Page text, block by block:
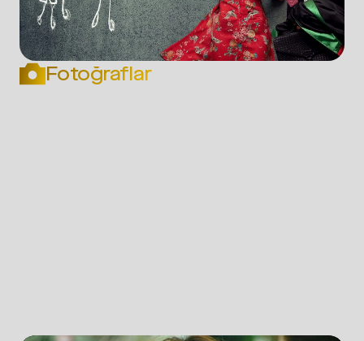
Fotoğraflar